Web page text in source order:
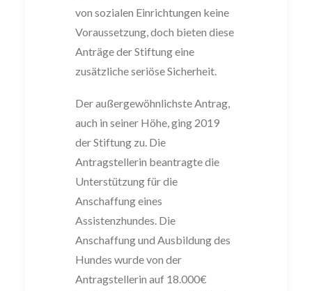
von sozialen Einrichtungen keine
Voraussetzung, doch bieten diese
Anträge der Stiftung eine
zusätzliche seriöse Sicherheit.
Der außergewöhnlichste Antrag,
auch in seiner Höhe, ging 2019
der Stiftung zu. Die
Antragstellerin beantragte die
Unterstützung für die
Anschaffung eines
Assistenzhundes. Die
Anschaffung und Ausbildung des
Hundes wurde von der
Antragstellerin auf 18.000€